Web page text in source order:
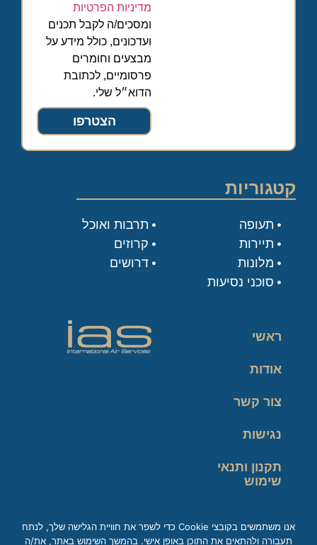
מדיניות הפרטיות
ומסכים/ה לקבל תכנים
ועדכונים, כולל מידע על
מבצעים וחומרים
פרסומיים, לכתובת
הדוא״ל שלי.
הצטרפו
קטגוריות
תעופה
תיירות
מלונות
סוכני נסיעות
תרבות ואוכל
קרוזים
דרושים
ראשי
אודות
צור קשר
נגישות
תקנון ותנאי
שימוש
אנו משתמשים בקובצי Cookie כדי לשפר את חוויית הגלישה שלך, לנתח
תעבורה ולהתאים את התוכן באופן אישי. בהמשך השימוש באתר, את/ה